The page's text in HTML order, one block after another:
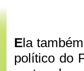
Ela
político do